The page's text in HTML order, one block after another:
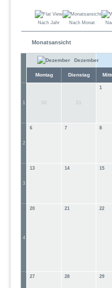
Nach Jahr Nach Monat
Monatsansicht
Dezember
Montag Dienstag
1 30 31
1
2
6 7 8
3
13 14 15
4
20 21 22
27 28 29